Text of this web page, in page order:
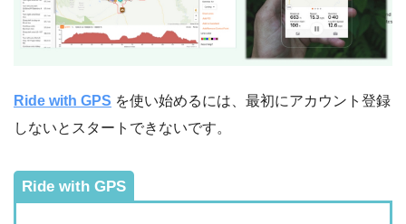
Ride with GPS を使い始めるには、最初にアカウント登録
しないとスタートできないです。
Ride with GPS